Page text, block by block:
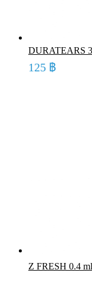
DURATEARS
125 ฿
Z FRESH 0.4